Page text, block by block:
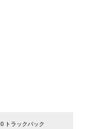
0 トラックバック